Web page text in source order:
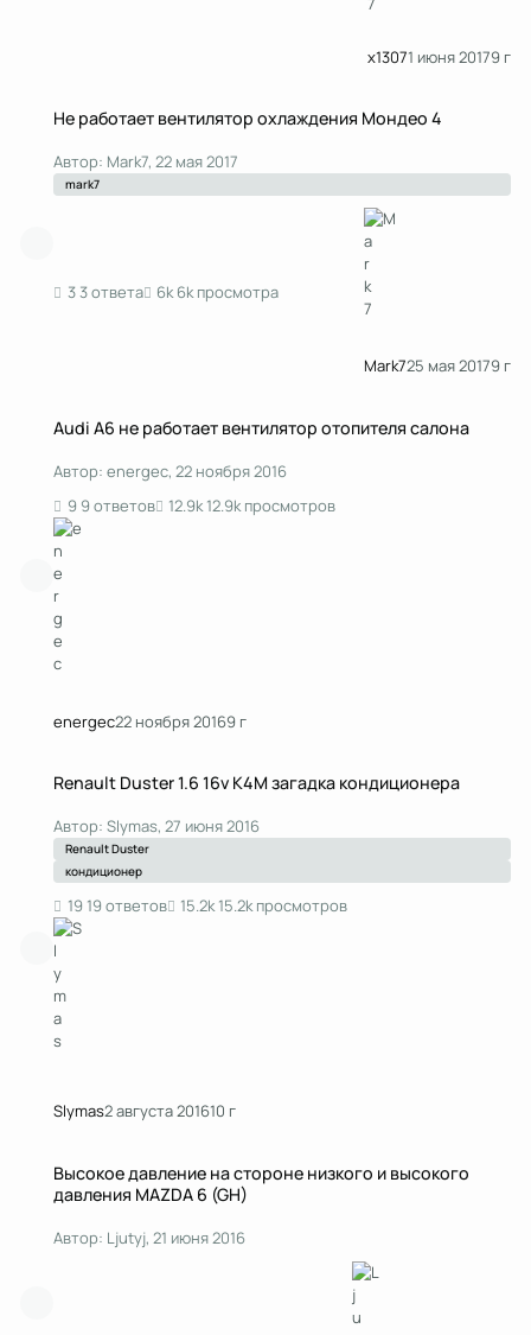
x13071 июня 20179 г
Не работает вентилятор охлаждения Мондео 4
Автор: Mark7, 22 мая 2017
mark7
3 ответа 6k просмотра
Mark725 мая 20179 г
Audi А6 не работает вентилятор отопителя салона
Автор: energec, 22 ноября 2016
9 ответов
12.9k просмотров
energec22 ноября 20169 г
Renault Duster 1.6 16v K4M загадка кондиционера
Автор: Slymas, 27 июня 2016
Renault Duster
кондиционер
19 ответов 15.2k просмотров
Slymas2 августа 201610 г
Высокое давление на стороне низкого и высокого
давления MAZDA 6 (GH)
Автор: Ljutyj, 21 июня 2016